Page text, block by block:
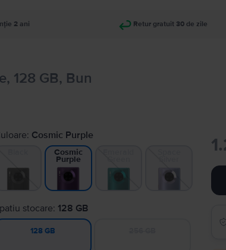
2 ani Retur gratuit 30 de zile
128 GB, Bun
Cosmic Purple
Cosmic
Purple
stocare: 128 GB
128 GB